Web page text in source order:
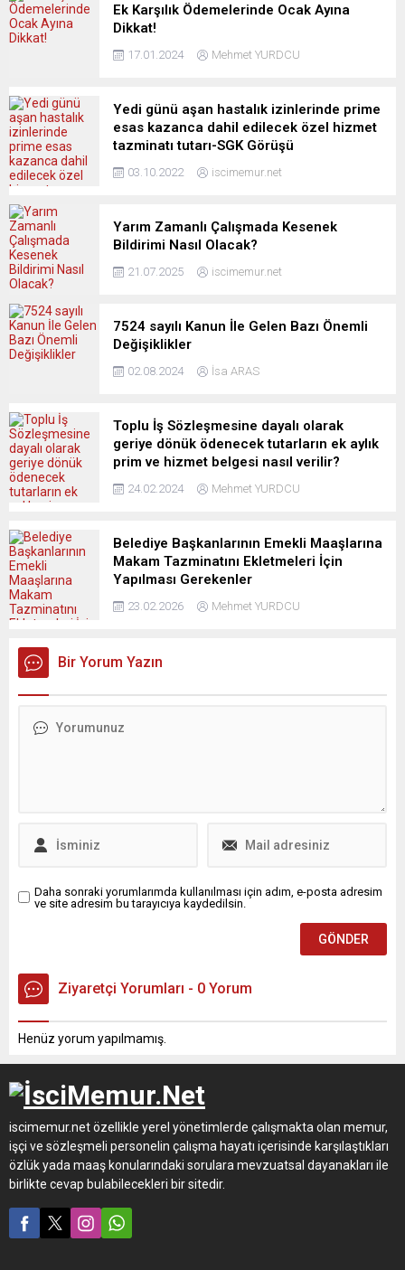
Ek Karşılık Ödemelerinde Ocak Ayına
Dikkat!
17.01.2024 Mehmet YURDCU
Yedi günü aşan hastalık izinlerinde prime
esas kazanca dahil edilecek özel hizmet
tazminatı tutarı-SGK Görüşü
03.10.2022 iscimemur.net
Yarım Zamanlı Çalışmada Kesenek
Bildirimi Nasıl Olacak?
21.07.2025 iscimemur.net
7524 sayılı Kanun İle Gelen Bazı Önemli
Değişiklikler
02.08.2024 İsa ARAS
Toplu İş Sözleşmesine dayalı olarak
geriye dönük ödenecek tutarların ek aylık
prim ve hizmet belgesi nasıl verilir?
24.02.2024 Mehmet YURDCU
Belediye Başkanlarının Emekli Maaşlarına
Makam Tazminatını Ekletmeleri İçin
Yapılması Gerekenler
23.02.2026 Mehmet YURDCU
Bir Yorum Yazın
Daha sonraki yorumlarımda kullanılması için adım, e-posta adresim
ve site adresim bu tarayıcıya kaydedilsin.
Ziyaretçi Yorumları - 0 Yorum
Henüz yorum yapılmamış.
iscimemur.net özellikle yerel yönetimlerde çalışmakta olan memur,
işçi ve sözleşmeli personelin çalışma hayatı içerisinde karşılaştıkları
özlük yada maaş konularındaki sorulara mevzuatsal dayanakları ile
birlikte cevap bulabilecekleri bir sitedir.